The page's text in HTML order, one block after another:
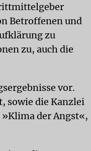
Betroffenen und
zu
zu, auch die
vor.
sowie die Kanzlei
der Angst«,